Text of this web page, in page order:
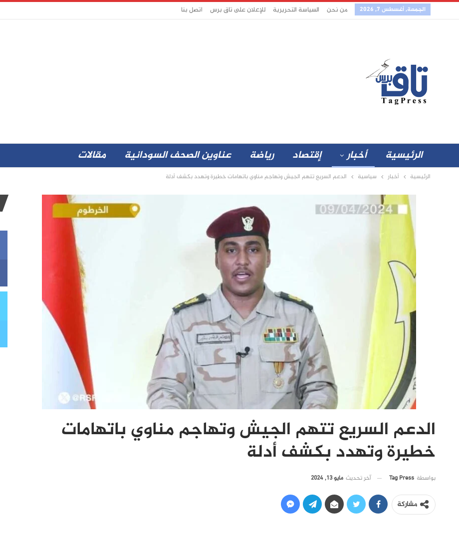
الجمعة, أغسطس 7, 2026 من نحن السياسة التحريرية للإعلان على تاق برس اتصل بنا
الرئيسية أخبار إقتصاد رياضة عناوين الصحف السودانية مقالات
الرئيسية أخبار سياسية الدعم السريع تتهم الجيش وتهاجم مناوي باتهامات خطيرة وتهدد بكشف أدلة
الدعم السريع تتهم الجيش وتهاجم مناوي باتهامات
خطيرة وتهدد بكشف أدلة
بواسطة Tag Press آخر تحديث مايو 13, 2024
مشاركة